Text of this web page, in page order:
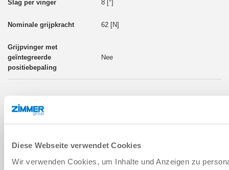
Diese Webseite verwendet Cookies
Wir verwenden Cookies, um Inhalte und Anzeigen zu
8 [°]
62 [N]
Nee
BOUWMAAT: GZ1030
GZ1030-01